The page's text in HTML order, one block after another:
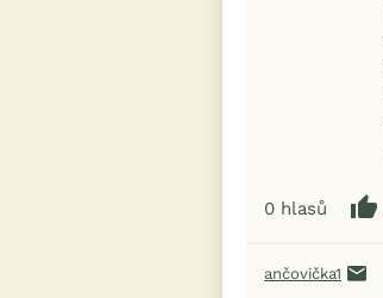
0 hlasů
ančovička1